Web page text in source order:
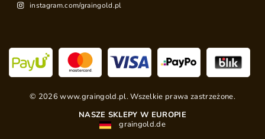
instagram.com/graingold.pl
© 2026 www.graingold.pl. Wszelkie prawa zastrzeżone.
NASZE SKLEPY W EUROPIE
graingold.de